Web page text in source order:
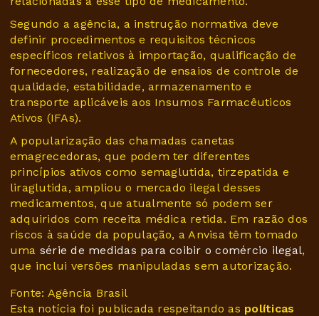
Segundo a agência, a instrução normativa deve
definir procedimentos e requisitos técnicos
específicos relativos à importação, qualificação de
fornecedores, realização de ensaios de controle de
qualidade, estabilidade, armazenamento e
transporte aplicáveis aos Insumos Farmacêuticos
Ativos (IFAs).
A popularização das chamadas canetas
emagrecedoras, que podem ter diferentes
princípios ativos como semaglutida, tirzepatida e
liraglutida, ampliou o mercado ilegal desses
medicamentos, que atualmente só podem ser
adquiridos com receita médica retida. Em razão dos
riscos à saúde da população, a Anvisa têm tomado
uma série de medidas para coibir o comércio ilegal,
que inclui versões manipuladas sem autorização.
Fonte: Agência Brasil
Esta notícia foi publicada respeitando as políticas